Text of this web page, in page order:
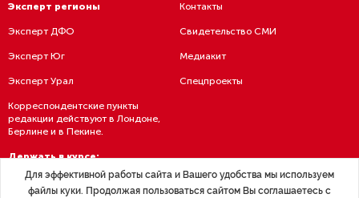
Эксперт регионы
Эксперт ДФО
Эксперт Юг
Эксперт Урал
Корреспондентские пункты
редакции действуют в Лондоне,
Берлине и в Пекине.
Контакты
Свидетельство СМИ
Медиакит
Спецпроекты
Держать в курсе:
Для эффективной работы сайта и Вашего удобства мы используем
файлы куки. Продолжая пользоваться сайтом Вы соглашаетесь с